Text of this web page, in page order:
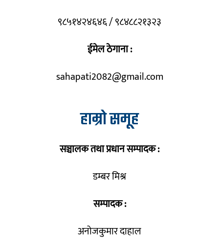
९८५१४२४६४६ / ९८४८८२१३२३
ईमेल ठेगाना :
sahapati2082@gmail.com
हाम्रो समूह
सञ्चालक तथा प्रधान सम्पादक :
डम्बर मिश्र
सम्पादक :
अनोजकुमार दाहाल